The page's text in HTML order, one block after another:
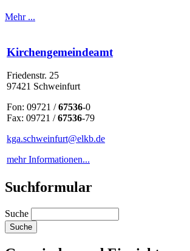
Mehr ...
Kirchengemeindeamt
Friedenstr. 25
97421 Schweinfurt
Fon: 09721 /67536-0
Fax: 09721 /67536-79
kga.schweinfurt@elkb.de
mehr Informationen...
Suchformular
Suche